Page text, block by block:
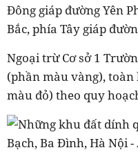
Đông giáp đường Yên
Bắc, phía Tây giáp
Ngoại trừ Cơ sở 1
(phần màu vàng),
màu đỏ) theo quy